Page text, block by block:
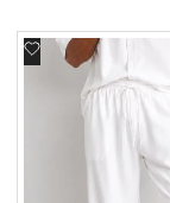
Aggiungi